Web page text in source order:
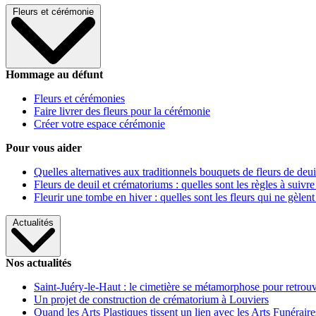
Fleurs et cérémonie
Hommage au défunt
Fleurs et cérémonies
Faire livrer des fleurs pour la cérémonie
Créer votre espace cérémonie
Pour vous aider
Quelles alternatives aux traditionnels bouquets de fleurs de
Fleurs de deuil et crématoriums : quelles sont les règles à
Fleurir une tombe en hiver : quelles sont les fleurs qui ne gèlent
Actualités
Nos actualités
Saint-Juéry-le-Haut : le cimetière se métamorphose pour
Un projet de construction de crématorium à Louviers
Quand les Arts Plastiques tissent un lien avec les Arts